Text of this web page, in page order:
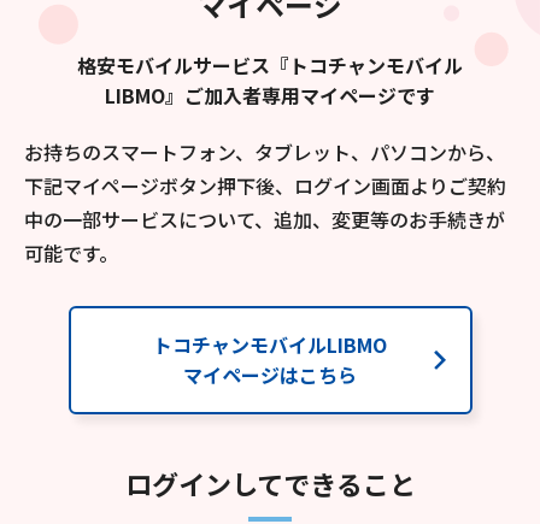
格安モバイルサービス『トコチャンモバイル
LIBMO』ご加入者専用マイページです
お持ちのスマートフォン、タブレット、パソコンから、
下記マイページボタン押下後、 ログイン画面よりご契約
中の一部サービスについて、追加、変更等のお手続きが
可能です。
トコチャンモバイルLIBMO
マイページはこちら
ログインしてできること